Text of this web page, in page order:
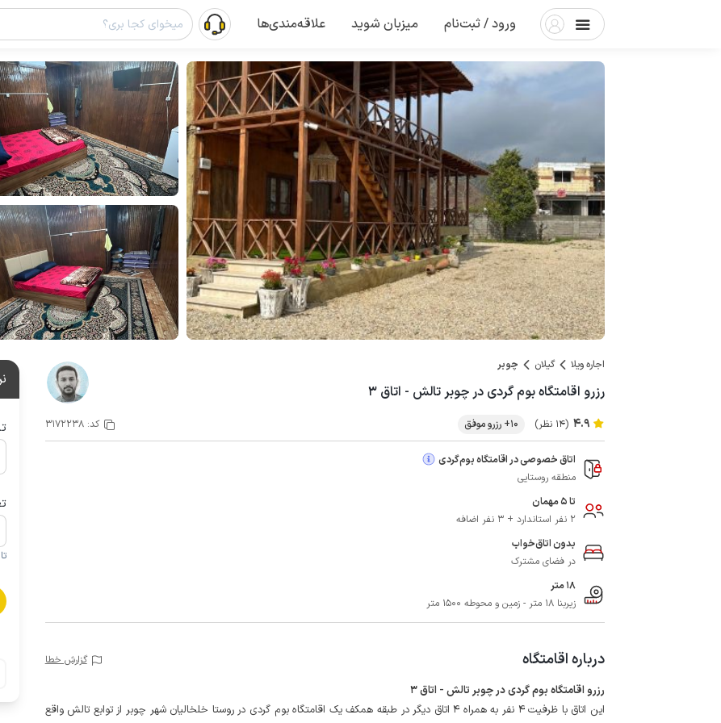
ورود / ثبت‌نام میزبان شوید علاقه‌مندی‌ها
اجاره ویلا گیلان چوبر
رزرو اقامتگاه بوم گردی در چوبر تالش - اتاق ۳
4.9 (14 نظر) 10+ رزرو موفق کد:3172238
اتاق خصوصی در اقامتگاه بوم‌گردی
منطقه روستایی
تا 5 مهمان
2 نفر استاندارد + 3 نفر اضافه
بدون اتاق‌خواب
در فضای مشترک
18 متر
زیربنا 18 متر - زمین و محوطه 1500 متر
درباره اقامتگاه گزارش خطا
رزرو اقامتگاه بوم گردی در چوبر تالش - اتاق 3
این اتاق با ظرفیت 4 نفر به همراه 4 اتاق دیگر در طبقه همکف یک اقامتگاه بوم گردی در روستا خلخالیان شهر چوبر از توابع تالش واقع
تا 1 کودک زیر 5 سال در صورتحساب لحاظ نمی گردد.